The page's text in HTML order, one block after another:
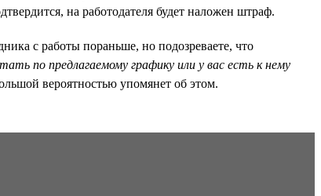
на работодателя будет наложен штраф.
с работы пораньше, но подозреваете, что
по предлагаемому графику или у вас есть к нему
вероятностью упомянет об этом.